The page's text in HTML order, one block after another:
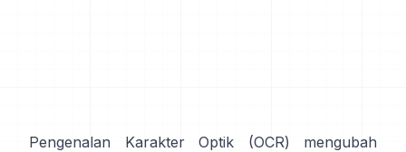
Pengenalan Karakter Optik (OCR) mengubah